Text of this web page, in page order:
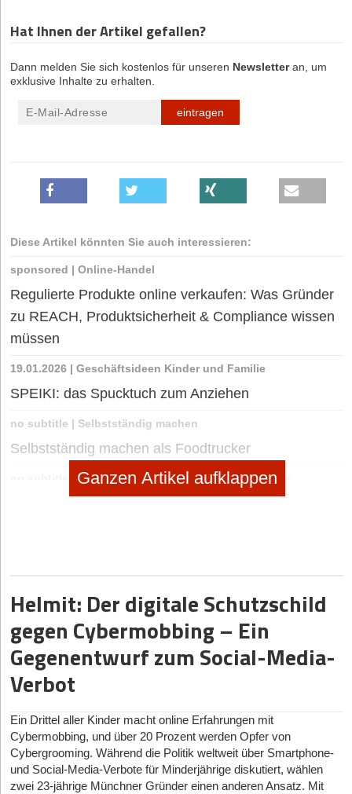
Hat Ihnen der Artikel gefallen?
Dann melden Sie sich kostenlos für unseren Newsletteran, um
exklusive Inhalte zu erhalten.
eintragen
Diese Artikel könnten Sie auch interessieren:
sponsored | Online-Handel
Regulierte Produkte online verkaufen: Was Gründer
zu REACH, Produktsicherheit & Compliance wissen
müssen
19.01.2026 | Geschäftsideen Kinder und Familie
SPEIKI: das Spucktuch zum Anziehen
no subtitle | Selbstständig machen
Selbstständig machen als Foodtrucker
Geschäftsideen Mobilität, Auto, Verkehr
Ganzen Artikel aufklappen
Helmit: Der digitale Schutzschild
gegen Cybermobbing – Ein
Gegenentwurf zum Social-Media-
Verbot
Ein Drittel aller Kinder macht online Erfahrungen mit
Cybermobbing, und über 20 Prozent werden Opfer von
Cybergrooming. Während die Politik weltweit über Smartphone-
und Social-Media-Verbote für Minderjährige diskutiert, wählen
zwei 23-jährige Münchner Gründer einen anderen Ansatz. Mit